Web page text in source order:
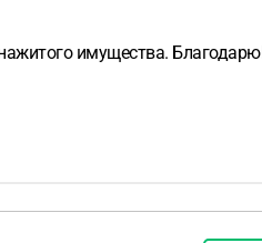
нажитого имущества.